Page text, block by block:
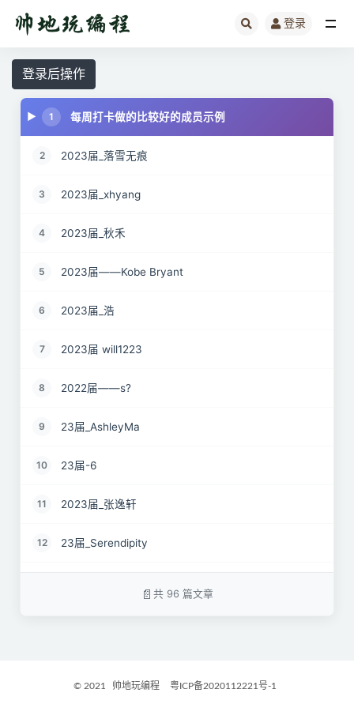
登录
登录后操作
1 每周打卡做的比较好的成员示例
2 2023届_落雪无痕
3 2023届_xhyang
4 2023届_秋禾
5 2023届——Kobe Bryant
6 2023届_浩
7 2023届 will1223
8 2022届——s?
9 23届_AshleyMa
10 23届-6
11 2023届_张逸轩
12 23届_Serendipity
共 96 篇文章
© 2021 帅地玩编程 粤ICP备2020112221号-1